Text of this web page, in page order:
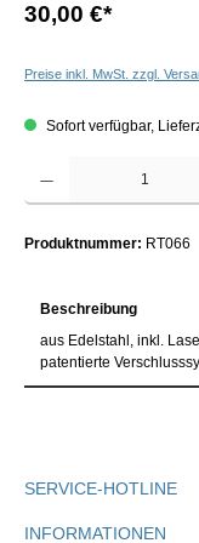
30,00 €*
Preise inkl. MwSt. zzgl.
Sofort verfügbar,
Produkt Anzahl: Gib den
Produktnummer: RT066
Beschreibung
aus Edelstahl, inkl.
patentierte
SERVICE-HOTLINE
INFORMATIONEN